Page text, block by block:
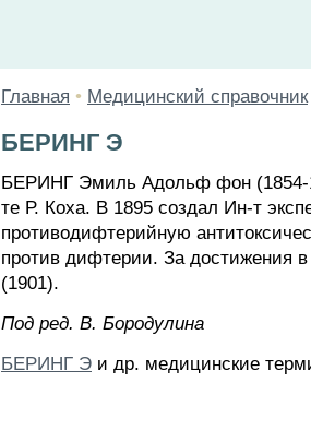
Главная • Медицинский справочник
БЕРИНГ Э
БЕРИНГ Эмиль Адольф фон (1854-
те Р. Коха. В 1895 создал Ин-т
противодифтерийную
против дифтерии. За достижения
(1901).
Пoд peд. B. Бopoдyлинa
БЕРИНГ Э и др. медицинские